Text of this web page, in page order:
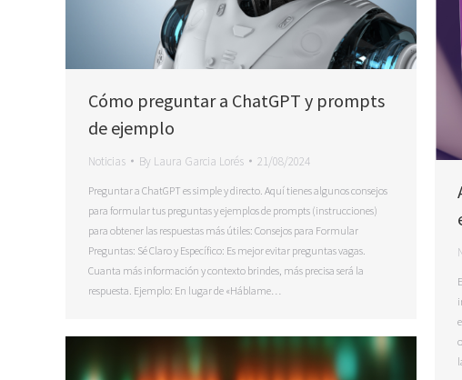
Cómo preguntar a ChatGPT y prompts
de ejemplo
Noticias By Laura Garcia Lorés 21/08/2024
Preguntar a ChatGPT es simple y directo. Aquí tienes algunos consejos
para formular tus preguntas y ejemplos de prompts (instrucciones)
para obtener las respuestas más útiles: Consejos para Formular
Preguntas: Sé Claro y Específico: Es mejor evitar preguntas vagas.
Cuanta más información y contexto brindes, más precisa será la
respuesta. Ejemplo: En lugar de «Háblame…